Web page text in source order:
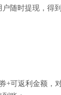
随时提现，得
+可返利金额，